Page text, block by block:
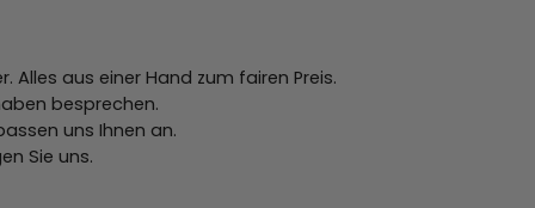
Alles aus einer Hand zum fairen Preis.
besprechen.
uns Ihnen an.
Sie uns.